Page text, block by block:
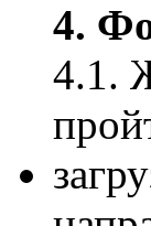
4.
4.1.